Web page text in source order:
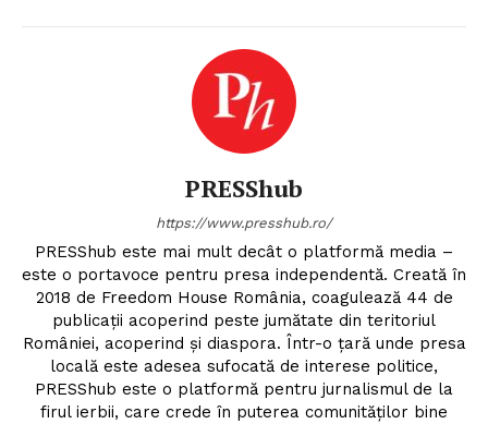
PRESShub
https://www.presshub.ro/
PRESShub este mai mult decât o platformă media –
este o portavoce pentru presa independentă. Creată în
2018 de Freedom House România, coagulează 44 de
publicații acoperind peste jumătate din teritoriul
României, acoperind și diaspora. Într-o țară unde presa
locală este adesea sufocată de interese politice,
PRESShub este o platformă pentru jurnalismul de la
firul ierbii, care crede în puterea comunităților bine